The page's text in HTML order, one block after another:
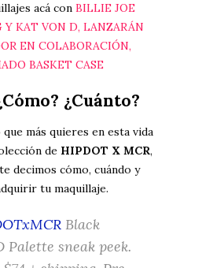
acá con BILLIE JOE
Y KAT VON D, LANZARÁN
EN COLABORACIÓN,
BASKET CASE
¿Cuánto?
que más quieres en esta vida
de HIPDOT X MCR,
decimos cómo, cuándo y
tu maquillaje.
Black
Palette sneak peek.